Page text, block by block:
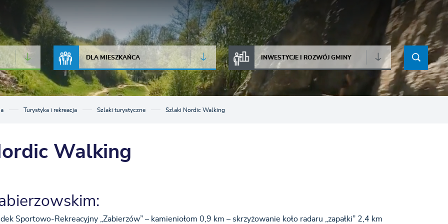
JAKOŚĆ POWIETRZA
DLA MIESZKAŃCA INWESTYCJE I ROZWÓJ GMINY
Turystyka i rekreacja Szlaki turystyczne Szlaki Nordic Walking
Walking
Sportowo-Rekreacyjny „Zabierzów” – kamieniołom 0,9 km – skrzyżowanie koło radaru „zapałki” 2,4 km